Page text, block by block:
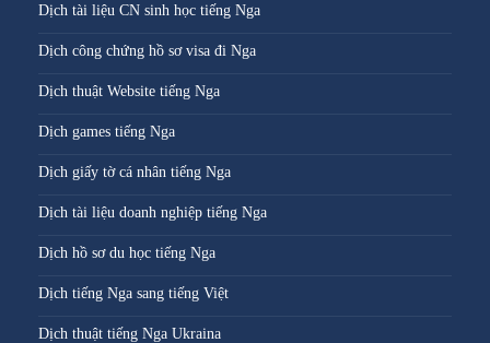
Dịch tài liệu CN sinh học tiếng Nga
Dịch công chứng hồ sơ visa đi Nga
Dịch thuật Website tiếng Nga
Dịch games tiếng Nga
Dịch giấy tờ cá nhân tiếng Nga
Dịch tài liệu doanh nghiệp tiếng Nga
Dịch hồ sơ du học tiếng Nga
Dịch tiếng Nga sang tiếng Việt
Dịch thuật tiếng Nga Ukraina